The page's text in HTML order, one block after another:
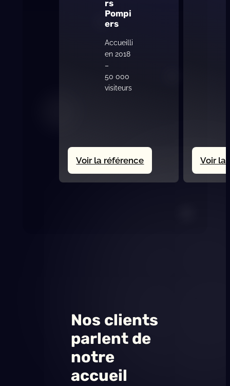
rs
Pompi
ers
Accueilli
en 2018
–
50 000
visiteurs
Voir la référence:
125ème
Voir la
Nos clients
parlent de
notre
accueil